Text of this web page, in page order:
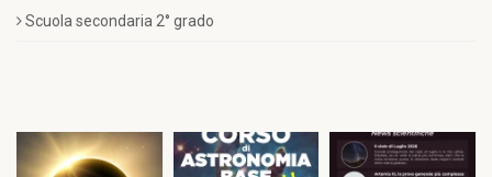
Scuola secondaria 2° grado